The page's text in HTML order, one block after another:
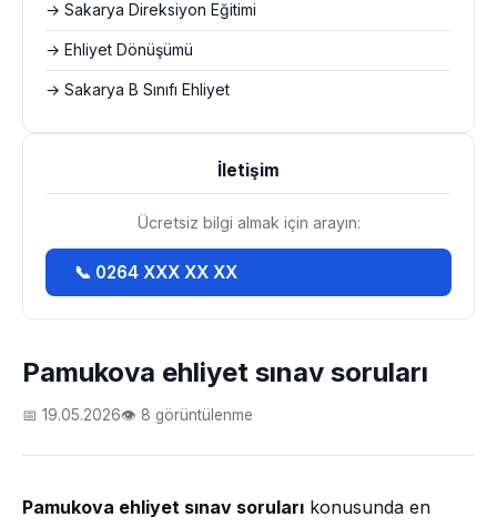
Pamukova ehliyet sınav soruları
📅 19.05.2026👁 8 görüntülenme
Pamukova ehliyet sınav soruları konusunda en
→ Sakarya Direksiyon Eğitimi
→ Ehliyet Dönüşümü
→ Sakarya B Sınıfı Ehliyet
İletişim
Ücretsiz bilgi almak için arayın:
📞 0264 XXX XX XX